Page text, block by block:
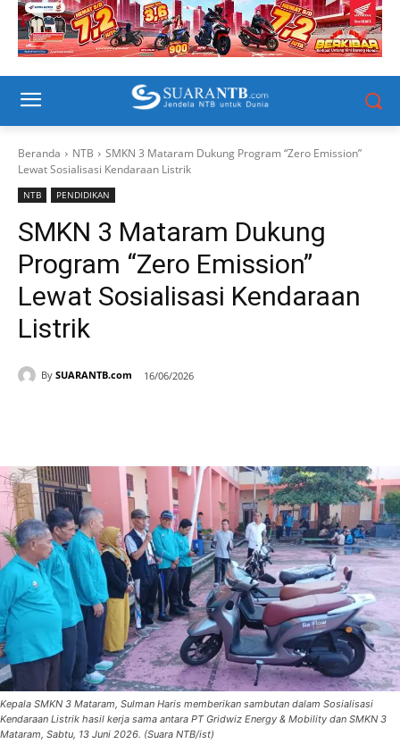
Beranda NTB
SMKN 3 Mataram Dukung Program “Zero Emission”
Lewat Sosialisasi Kendaraan Listrik
NTB PENDIDIKAN
SMKN 3 Mataram Dukung
Program “Zero Emission”
Lewat Sosialisasi Kendaraan
Listrik
By SUARANTB.com 16/06/2026
Kepala SMKN 3 Mataram, Sulman Haris memberikan sambutan dalam Sosialisasi
Kendaraan Listrik hasil kerja sama antara PT Gridwiz Energy & Mobility dan SMKN 3
Mataram, Sabtu, 13 Juni 2026. (Suara NTB/ist)